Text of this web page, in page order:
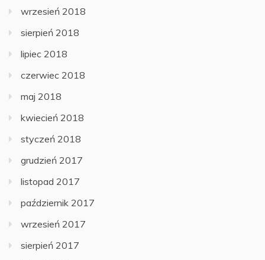
wrzesień 2018
sierpień 2018
lipiec 2018
czerwiec 2018
maj 2018
kwiecień 2018
styczeń 2018
grudzień 2017
listopad 2017
październik 2017
wrzesień 2017
sierpień 2017